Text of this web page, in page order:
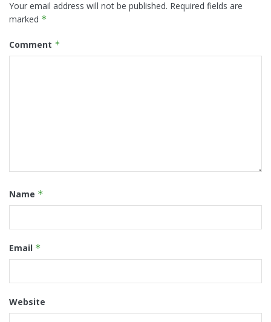
Your email address will not be published. Required fields are
marked *
Comment *
Name *
Email *
Website